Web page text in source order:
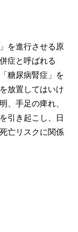
を進行させる原
症と呼ばれる
糖尿病腎症」を
放置してはいけ
、手足の痺れ、
引き起こし、日
亡リスクに関係